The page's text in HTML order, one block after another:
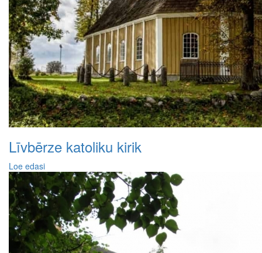
Līvbērze katoliku kirik
Loe edasi